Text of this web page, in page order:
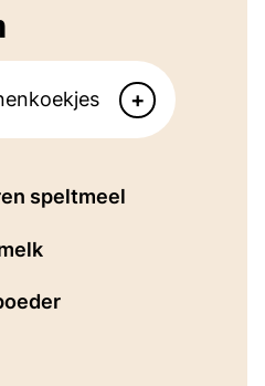
+
speltmeel